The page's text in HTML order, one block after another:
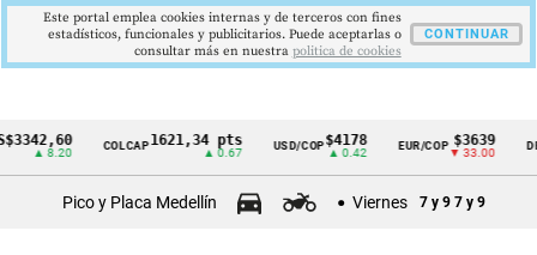
CintilloCOLCAP1621,34 pts USD/COP$4178
▲ 0.42
EUR/COP $3639
▼ 33.00
Pico y Placa Medellín Viernes 7 y 9 7 y 9
Este portal emplea cookies internas y de terceros con fines
estadísticos, funcionales y publicitarios. Puede aceptarlas o
consultar más en nuestra politica de cookies
CONTINUAR